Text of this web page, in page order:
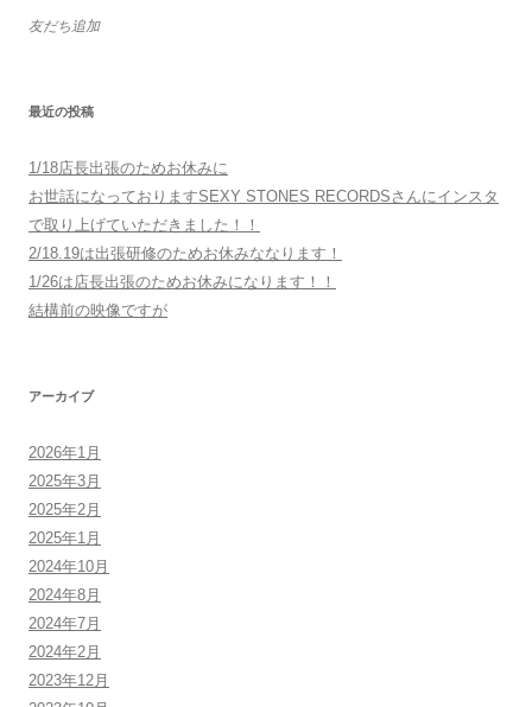
友だち追加
最近の投稿
1/18店長出張のためお休みに
お世話になっておりますSEXY STONES RECORDSさんにインスタ
で取り上げていただきました！！
2/18.19は出張研修のためお休みななります！
1/26は店長出張のためお休みになります！！
結構前の映像ですが
アーカイブ
2026年1月
2025年3月
2025年2月
2025年1月
2024年10月
2024年8月
2024年7月
2024年2月
2023年12月